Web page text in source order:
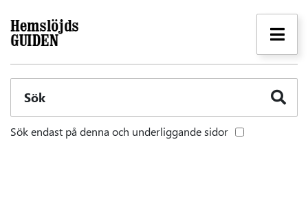
Sök
Sök endast på denna och underliggande sidor